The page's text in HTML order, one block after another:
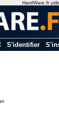
| S'identifier|
HardWare.fr